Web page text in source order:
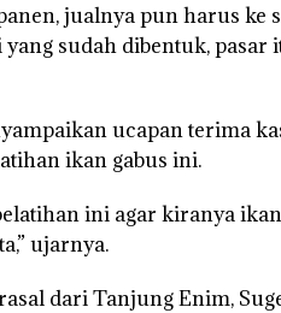
jualnya pun harus ke
sudah dibentuk, pasar
ucapan terima
ikan gabus ini.
ini agar kiranya
ujarnya.
dari Tanjung Enim,